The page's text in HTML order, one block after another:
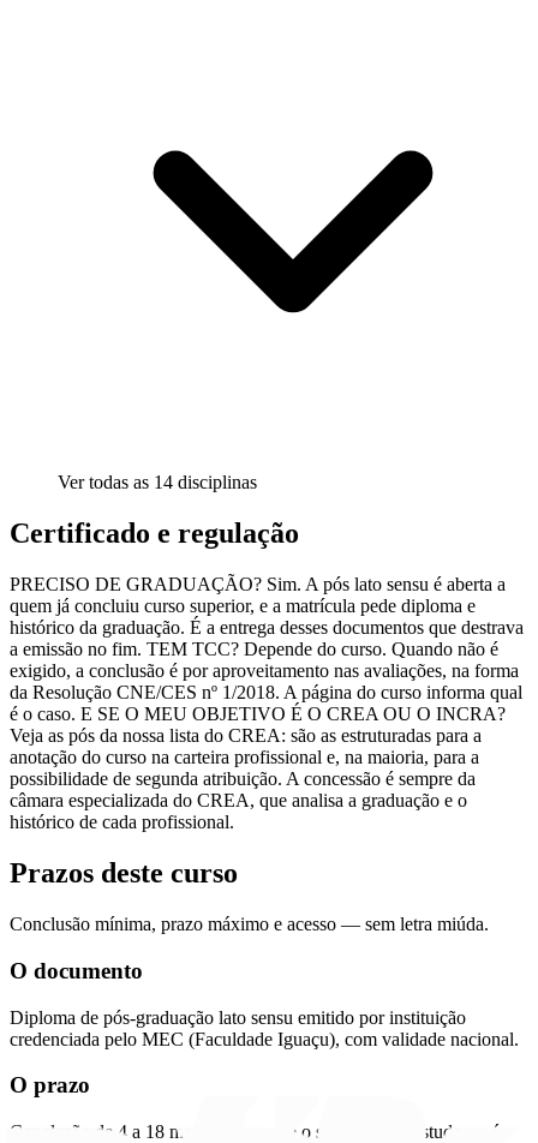
Ver todas as 14 disciplinas
Certificado e regulação
PRECISO DE GRADUAÇÃO? Sim. A pós lato sensu é aberta a
quem já concluiu curso superior, e a matrícula pede diploma e
histórico da graduação. É a entrega desses documentos que destrava
a emissão no fim. TEM TCC? Depende do curso. Quando não é
exigido, a conclusão é por aproveitamento nas avaliações, na forma
da Resolução CNE/CES nº 1/2018. A página do curso informa qual
é o caso. E SE O MEU OBJETIVO É O CREA OU O INCRA?
Veja as pós da nossa lista do CREA: são as estruturadas para a
anotação do curso na carteira profissional e, na maioria, para a
possibilidade de segunda atribuição. A concessão é sempre da
câmara especializada do CREA, que analisa a graduação e o
histórico de cada profissional.
Prazos deste curso
Conclusão mínima, prazo máximo e acesso — sem letra miúda.
O documento
Diploma de pós-graduação lato sensu emitido por instituição
credenciada pelo MEC (Faculdade Iguaçu), com validade nacional.
O prazo
Conclusão de 4 a 18 meses, conforme o seu ritmo de estudo — é